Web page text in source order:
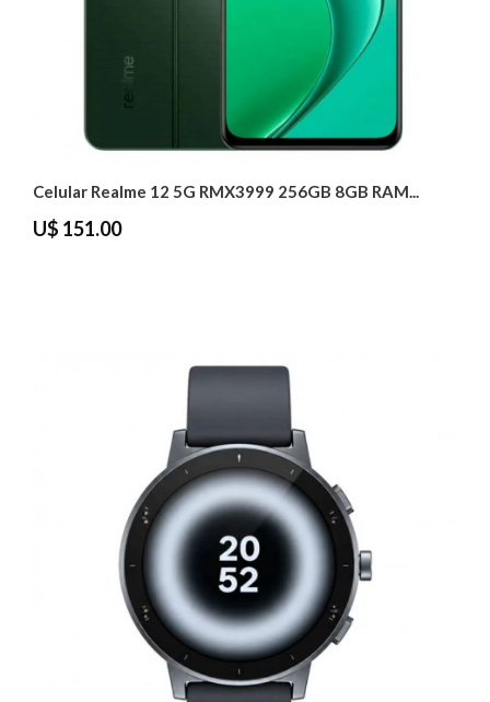
Celular Realme 12 5G RMX3999 256GB 8GB RAM...
U$ 151.00